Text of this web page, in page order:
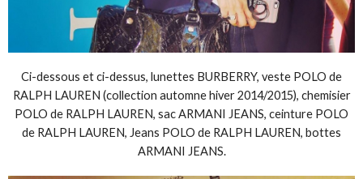
Ci-dessous et ci-dessus, lunettes BURBERRY, veste POLO de
RALPH LAUREN (collection automne hiver 2014/2015), chemisier
POLO de RALPH LAUREN, sac ARMANI JEANS, ceinture POLO
de RALPH LAUREN, Jeans POLO de RALPH LAUREN, bottes
ARMANI JEANS.